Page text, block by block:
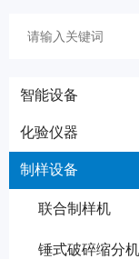
智能设备
化验仪器
制样设备
联合制样机
锤式破碎缩分机